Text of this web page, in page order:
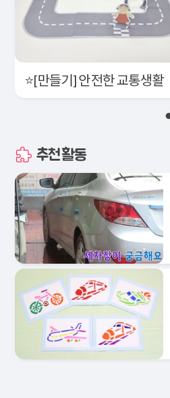
⭐[만들기] 안전한 교통생활
추천활동